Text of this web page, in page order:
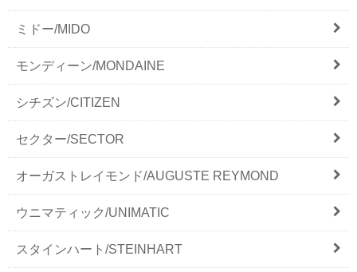
ミドー/MIDO
モンディーン/MONDAINE
シチズン/CITIZEN
セクター/SECTOR
オーガストレイモンド/AUGUSTE REYMOND
ウニマティック/UNIMATIC
スタインハート/STEINHART